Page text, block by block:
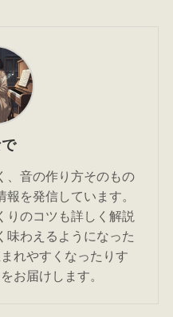
、音の作り方そのもの
を発信しています。
りのコツも詳しく解説
味わえるようになった
れやすくなったりす
お届けします。